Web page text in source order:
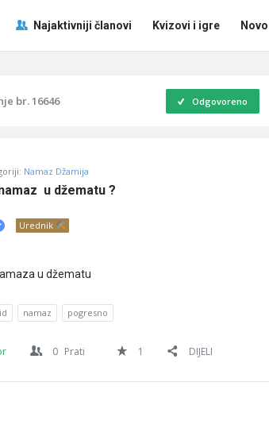
Pitaj
Učene
Navigacija
Najaktivniji članovi Kvizovi i igre
br. 16646 Odgovoreno
Namaz Džamija
u džematu ?
Urednik
u džematu
namaz pogresno
0 Prati 1 DIJELI